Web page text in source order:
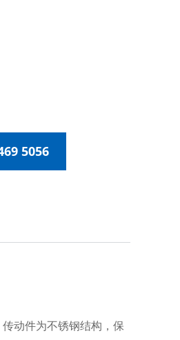
5056
动件为不锈钢结构，保